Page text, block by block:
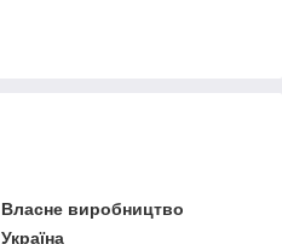
Власне виробництво
Україна